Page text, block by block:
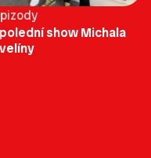
show Michala